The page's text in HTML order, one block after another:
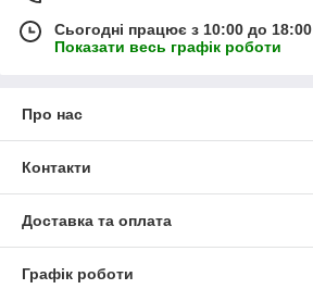
Сьогодні працює з 10:00 до 18:00
Показати весь графік роботи
Про нас
Контакти
Доставка та оплата
Графік роботи